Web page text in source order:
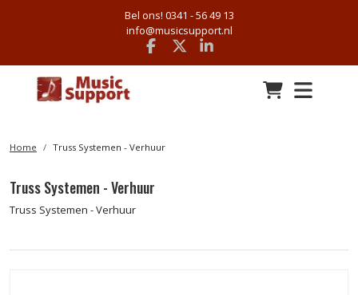
Bel ons! 0341 - 56 49 13
info@musicsupport.nl
Facebook
x linkedin
Home Truss Systemen - Verhuur
Truss Systemen - Verhuur
Truss Systemen - Verhuur